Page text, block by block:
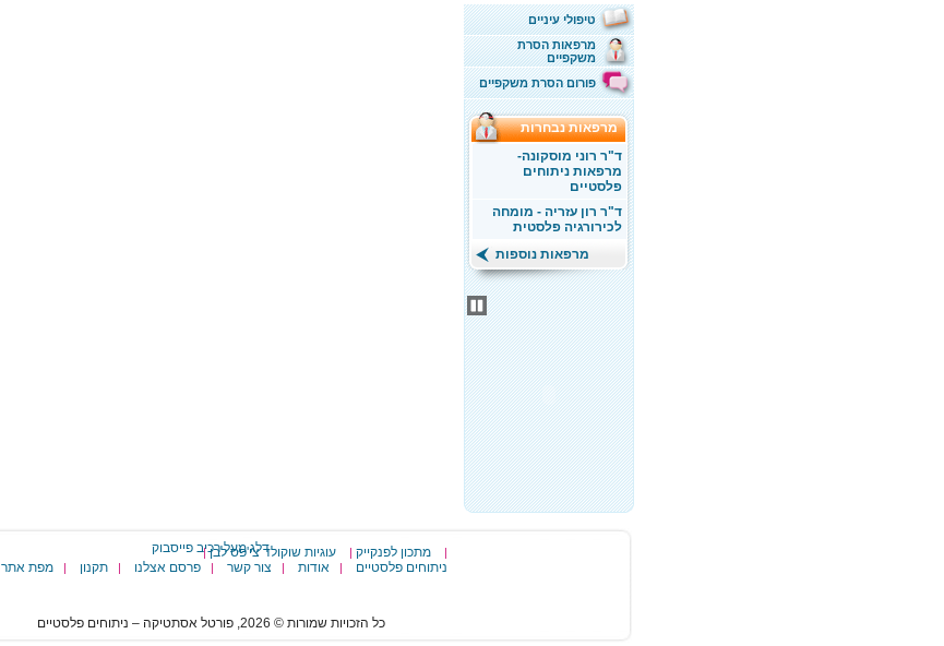
טיפולי עיניים
מרפאות הסרת
משקפיים
פורום הסרת משקפיים
מרפאות נבחרות
ד"ר רוני מוסקונה-
מרפאות ניתוחים
פלסטיים
ד"ר רון עזריה - מומחה
לכירורגיה פלסטית
מרפאות נוספות
דלג מעל רכיב פייסבוק | מתכון לפנקייק | עוגיות שוקולד צי'פס לבן |
ניתוחים פלסטיים | אודות | צור קשר | פרסם אצלנו | תקנון | מפת אתר
כל הזכויות שמורות © 2026, פורטל אסתטיקה – ניתוחים פלסטיים